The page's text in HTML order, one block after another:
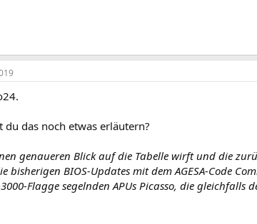
du das noch etwas erläutern?
genaueren Blick auf die Tabelle wirft und die
bisherigen BIOS-Updates mit dem AGESA-Code
Flagge segelnden APUs Picasso, die gleichfalls